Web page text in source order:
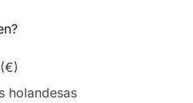
holandesas